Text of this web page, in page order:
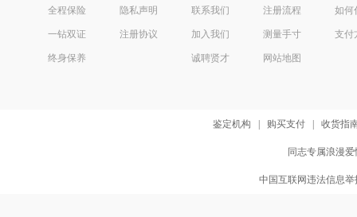
全程保险
一钻双证
终身保养
隐私声明
注册协议
联系我们
加入我们
诚聘贤才
注册流程
测量手寸
网站地图
如何
支付
鉴定机构 购买支付 收货指
同志专属浪漫
中国互联网违法信息